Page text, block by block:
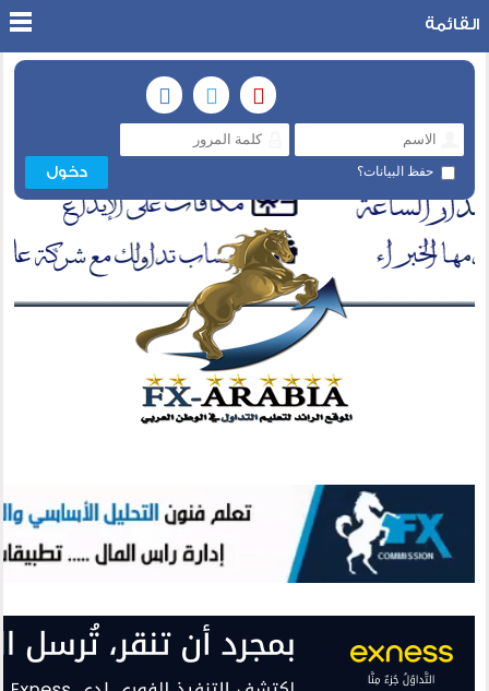
حفظ البيانات؟
القائمة